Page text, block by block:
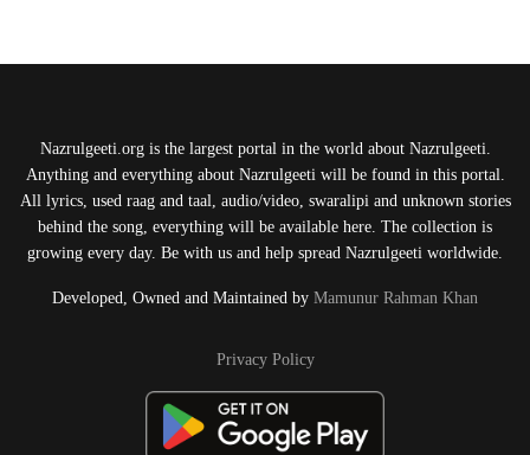
Nazrulgeeti.org is the largest portal in the world about Nazrulgeeti.
Anything and everything about Nazrulgeeti will be found in this portal.
All lyrics, used raag and taal, audio/video, swaralipi and unknown stories
behind the song, everything will be available here. The collection is
growing every day. Be with us and help spread Nazrulgeeti worldwide.
Developed, Owned and Maintained by Mamunur Rahman Khan
Privacy Policy